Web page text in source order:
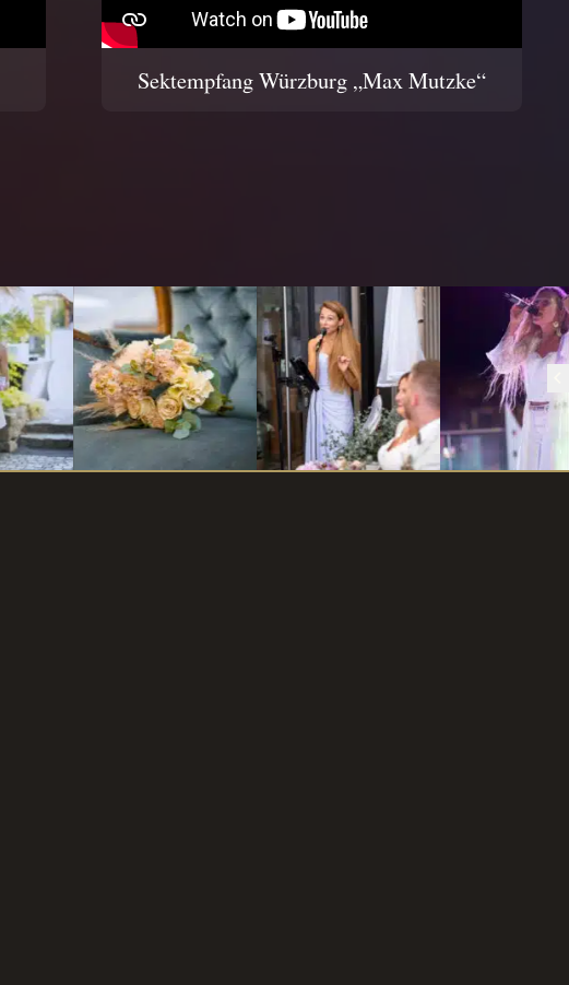
Sektempfang Würzburg „Max Mutzke“